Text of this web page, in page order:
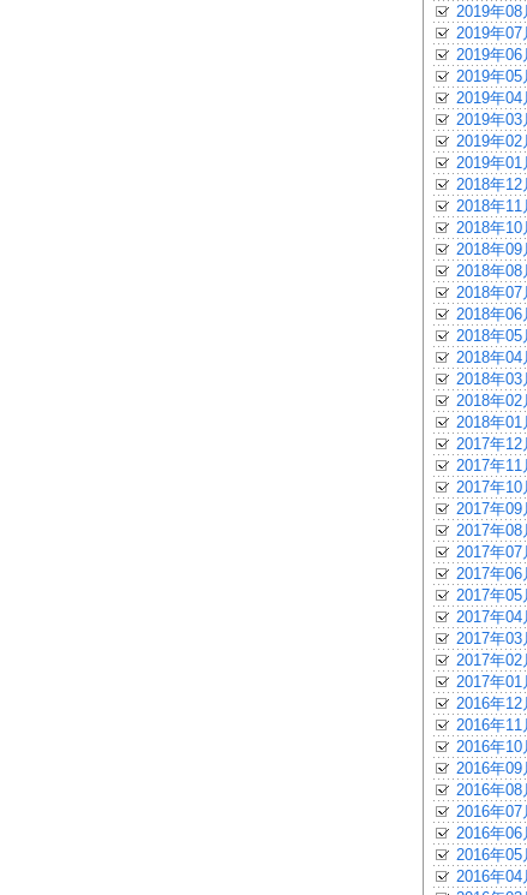
2019年08
2019年07
2019年06
2019年05
2019年04
2019年03
2019年02
2019年01
2018年12
2018年11
2018年10
2018年09
2018年08
2018年07
2018年06
2018年05
2018年04
2018年03
2018年02
2018年01
2017年12
2017年11
2017年10
2017年09
2017年08
2017年07
2017年06
2017年05
2017年04
2017年03
2017年02
2017年01
2016年12
2016年11
2016年10
2016年09
2016年08
2016年07
2016年06
2016年05
2016年04